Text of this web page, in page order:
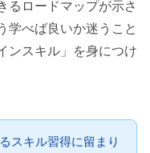
るロードマップが示さ
学べば良いか迷うこと
ンスキル」を身につけ
スキル習得に留まり